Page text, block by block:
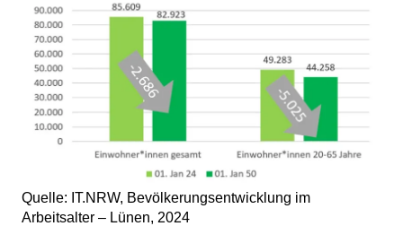
Quelle: IT.NRW, Bevölkerungsentwicklung im
Arbeitsalter – Lünen, 2024